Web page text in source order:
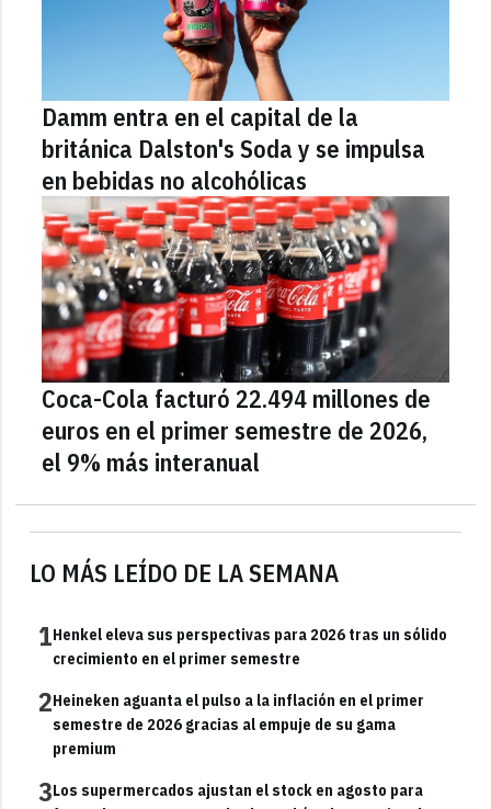
LO MÁS LEÍDO DE LA SEMANA
1Henkel eleva sus perspectivas para 2026 tras un sólido
crecimiento en el primer semestre
2Heineken aguanta el pulso a la inflación en el primer
semestre de 2026 gracias al empuje de su gama
premium
3Los supermercados ajustan el stock en agosto para
Damm entra en el capital de la
británica Dalston's Soda y se impulsa
en bebidas no alcohólicas
Coca-Cola facturó 22.494 millones de
euros en el primer semestre de 2026,
el 9% más interanual